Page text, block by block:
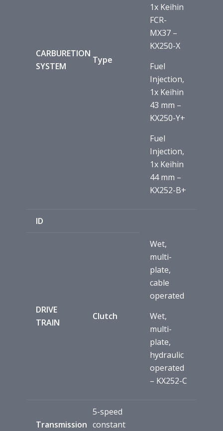
CARBURETION
SYSTEM
Type
1x Keihin
FCR-
MX37 –
KX250-X
Fuel
Injection,
1x Keihin
43 mm –
KX250-Y+
Fuel
Injection,
1x Keihin
44 mm –
KX252-B+
ID
DRIVE
TRAIN
Clutch
Wet,
multi-
plate,
cable
operated
Wet,
multi-
plate,
hydraulic
operated
– KX252-C
Transmission
5-speed
constant